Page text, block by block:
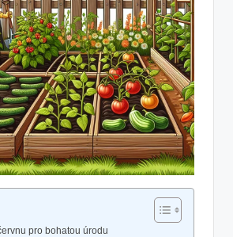
pro bohatou úrodu